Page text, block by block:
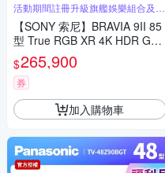
活動期間註冊升級旗艦娛樂組合及禮
券
【SONY 索尼】BRAVIA 9II 85
型 True RGB XR 4K HDR Goo
gle TV顯示器 (Y-85XR90M2)
$265,900
券
加入購物車